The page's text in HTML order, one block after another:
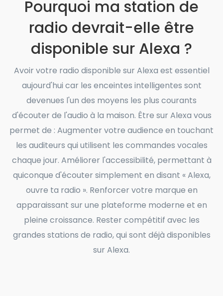
Pourquoi ma station de
radio devrait-elle être
disponible sur Alexa ?
Avoir votre radio disponible sur Alexa est essentiel
aujourd'hui car les enceintes intelligentes sont
devenues l'un des moyens les plus courants
d'écouter de l'audio à la maison. Être sur Alexa vous
permet de : Augmenter votre audience en touchant
les auditeurs qui utilisent les commandes vocales
chaque jour. Améliorer l'accessibilité, permettant à
quiconque d'écouter simplement en disant « Alexa,
ouvre ta radio ». Renforcer votre marque en
apparaissant sur une plateforme moderne et en
pleine croissance. Rester compétitif avec les
grandes stations de radio, qui sont déjà disponibles
sur Alexa.